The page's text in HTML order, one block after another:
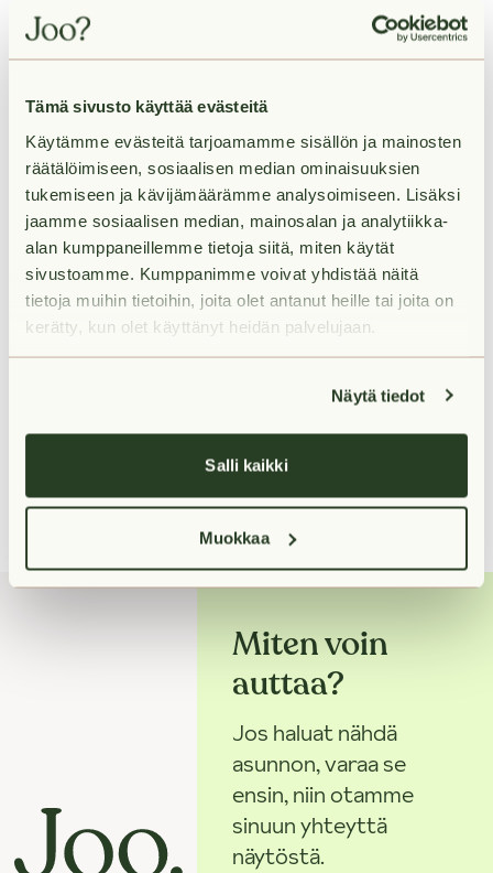
Tämä sivusto käyttää evästeitä
Käytämme evästeitä tarjoamamme sisällön ja mainosten
räätälöimiseen, sosiaalisen median ominaisuuksien
tukemiseen ja kävijämäärämme analysoimiseen. Lisäksi
jaamme sosiaalisen median, mainosalan ja analytiikka-
alan kumppaneillemme tietoja siitä, miten käytät
sivustoamme. Kumppanimme voivat yhdistää näitä
tietoja muihin tietoihin, joita olet antanut heille tai joita on
kerätty, kun olet käyttänyt heidän palvelujaan.
Näytä tiedot
Salli kaikki
Muokkaa
videoesittelyllä tai kokonaan ilman näyttöä. Olemme
sinuun yhteydessä mahdollisimman pian varauksesi
Vuokra
Palvelut lähellä
Miten voin
auttaa?
Jos haluat nähdä
asunnon, varaa se
ensin, niin otamme
sinuun yhteyttä
näytöstä.